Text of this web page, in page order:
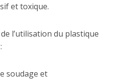
et toxique.
l’utilisation du plastique
soudage et